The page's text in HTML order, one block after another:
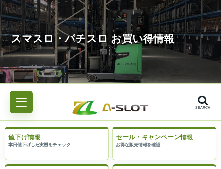
SEARCH
値下げ情報 セール・キャンペーン情報